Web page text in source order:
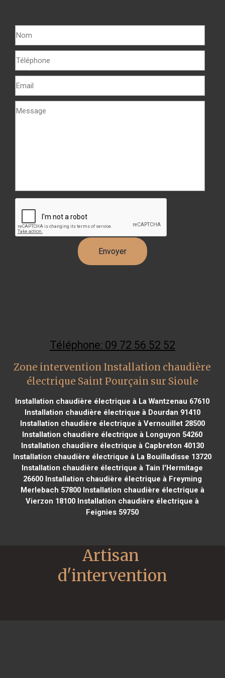
Téléphone: 09 72 56 52 52
Zone intervention Installation chaudière
électrique Saint Pourçain sur Sioule
Installation chaudière électrique à La Wantzenau 67610
Installation chaudière électrique à Dourdan 91410
Installation chaudière électrique à Vernouillet 28500
Installation chaudière électrique à Longuyon 54260
Installation chaudière électrique à Capbreton 40130
Installation chaudière électrique à La Bouilladisse 13720
Installation chaudière électrique à Tain l'Hermitage
26600Installation chaudière électrique à Freyming
Merlebach 57800Installation chaudière électrique à
Vierzon 18100 Installation chaudière électrique à
Feignies 59750
Artisan
d'intervention